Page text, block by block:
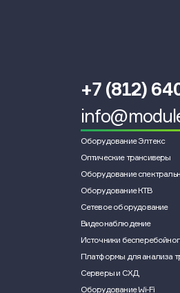
+7 (812)
Оборудование Элтекс
Оптические трансиверы
Оборудование
Оборудование КТВ
Сетевое оборудование
Видеонаблюдение
Источники
Платформы для анализа
Серверы и СХД
Оборудование Wi-Fi